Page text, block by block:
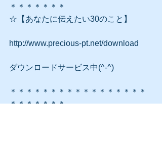
＊＊＊＊＊＊＊
☆【あなたに伝えたい30のこと】
http://www.precious-pt.net/download
ダウンロードサービス中(^-^)
＊＊＊＊＊＊＊＊＊＊＊＊＊＊＊＊＊
＊＊＊＊＊＊＊